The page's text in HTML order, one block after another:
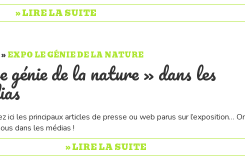
» LIRE LA SUITE
EXPO LE GÉNIE DE LA NATURE
génie de la nature » dans les
ici les principaux articles de presse ou web parus sur l’exposition…
dans les médias !
» LIRE LA SUITE